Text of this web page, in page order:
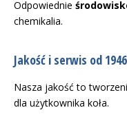
Odpowiednie
chemikalia.
Jakość i serwis od
Nasza jakość to
dla użytkownika koła.